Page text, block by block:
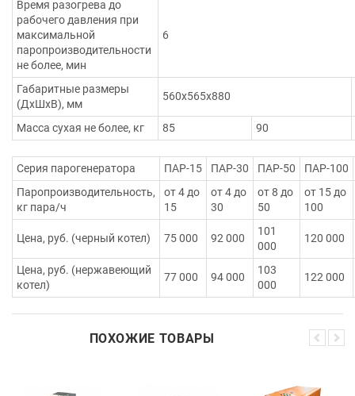
Время разогрева до
рабочего давления при
максимальной
паропроизводительности
не более, мин
6
Габаритные размеры
(ДхШхВ), мм
560х565х880
Масса сухая не более, кг 85 90
Серия парогенератора ПАР-15 ПАР-30 ПАР-50
ПАР-100
Паропроизводительность,
кг пара/ч
от 4 до
15
от 4 до
30
от 8 до
50
от 15 до
100
Цена, руб. (черный котел) 75 000 92 000
101
000
120 000
Цена, руб. (нержавеющий
котел)
77 000 94 000
103
000
122 000
ПОХОЖИЕ ТОВАРЫ